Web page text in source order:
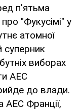
п'ятьма
"Фукусімі" у
атомної
суперник
виборах
АЕС
до влади.
АЕС Франції,